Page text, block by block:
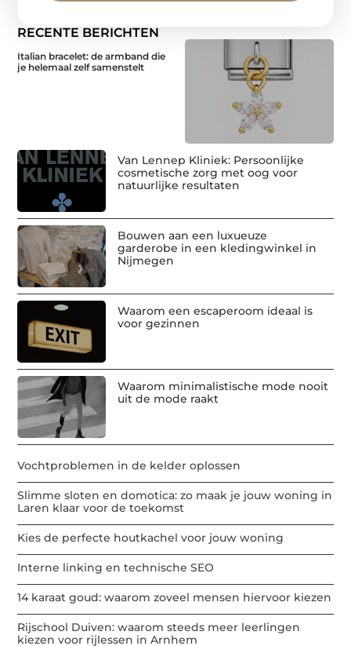
RECENTE BERICHTEN
Italian bracelet: de armband die
je helemaal zelf samenstelt
Van Lennep Kliniek: Persoonlijke
cosmetische zorg met oog voor
natuurlijke resultaten
Bouwen aan een luxueuze
garderobe in een kledingwinkel in
Nijmegen
Waarom een escaperoom ideaal is
voor gezinnen
Waarom minimalistische mode nooit
uit de mode raakt
Vochtproblemen in de kelder oplossen
Slimme sloten en domotica: zo maak je jouw woning in
Laren klaar voor de toekomst
Kies de perfecte houtkachel voor jouw woning
Interne linking en technische SEO
14 karaat goud: waarom zoveel mensen hiervoor kiezen
Rijschool Duiven: waarom steeds meer leerlingen
kiezen voor rijlessen in Arnhem